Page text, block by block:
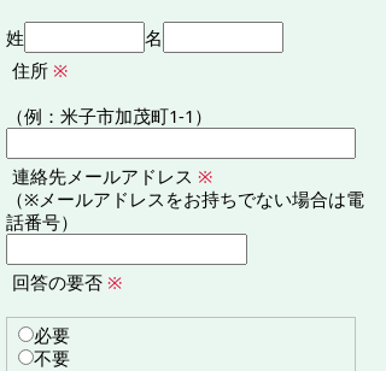
姓
名
住所 ※
（例：米子市加茂町1-1）
連絡先メールアドレス ※
（※メールアドレスをお持ちでない場合は電
話番号）
回答の要否 ※
必要
不要